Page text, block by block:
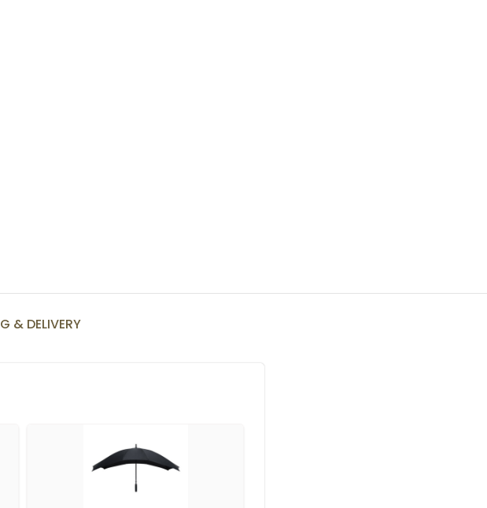
& DELIVERY